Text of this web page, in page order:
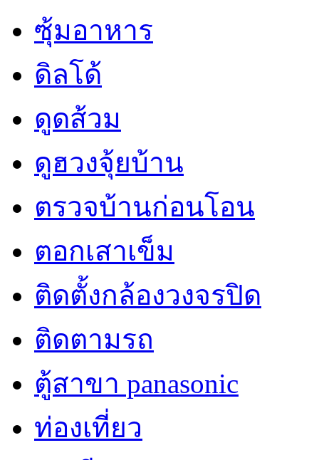
ซุ้มอาหาร
ดิลโด้
ดูดส้วม
ดูฮวงจุ้ยบ้าน
ตรวจบ้านก่อนโอน
ตอกเสาเข็ม
ติดตั้งกล้องวงจรปิด
ติดตามรถ
ตู้สาขา panasonic
ท่องเที่ยว